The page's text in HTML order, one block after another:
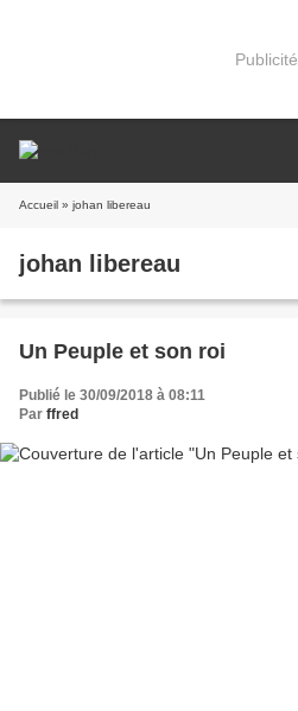
Publicité
Accueil » johan libereau
johan libereau
Un Peuple et son roi
Publié le 30/09/2018 à 08:11
Par ffred